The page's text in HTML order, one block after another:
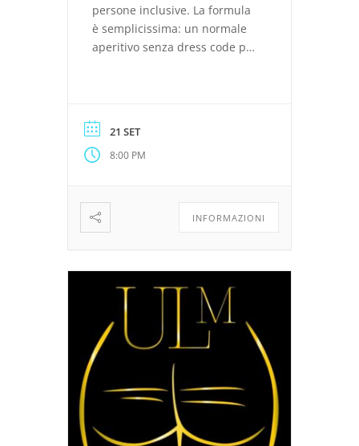
persone inclusive. La formula
è semplicissima: un normale
aperitivo senza dress code per
anche solo curiosi. E nel
frattempo, mangiare e bere.
L’evento è gratuito: paghi solo
obbligatoria tramite la
piattaforma Billetto – Il luogo
21 SET
8:00 PM
INFORMAZIONI